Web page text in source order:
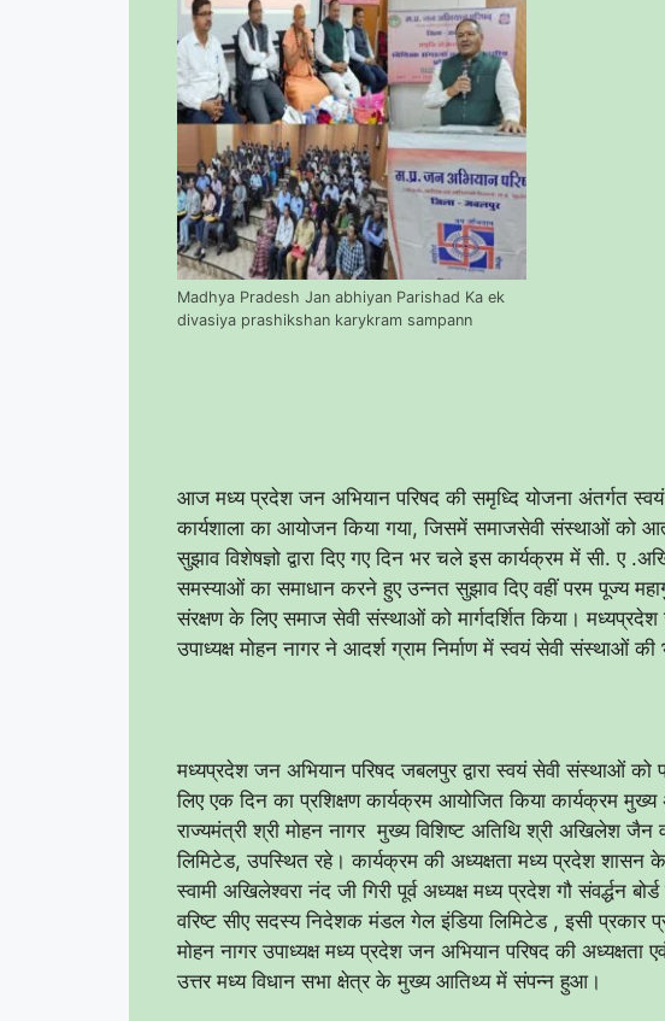
Madhya Pradesh Jan abhiyan Parishad Ka ek
divasiya prashikshan karykram sampann
आज मध्य प्रदेश जन अभियान परिषद की समृध्दि योजना अंतर्गत
कार्यशाला का आयोजन किया गया, जिसमें समाजसेवी संस्थाओं को
सुझाव विशेषज्ञो द्वारा दिए गए दिन भर चले इस कार्यक्रम में सी.
समस्याओं का समाधान करने हुए उन्नत सुझाव दिए वहीं परम पूज्य
संरक्षण के लिए समाज सेवी संस्थाओं को मार्गदर्शित किया।
उपाध्यक्ष मोहन नागर ने आदर्श ग्राम निर्माण में स्वयं सेवी संस्थाओं की
मध्यप्रदेश जन अभियान परिषद जबलपुर द्वारा स्वयं सेवी संस्थाओं को
लिए एक दिन का प्रशिक्षण कार्यक्रम आयोजित किया कार्यक्रम
राज्यमंत्री श्री मोहन नागर मुख्य विशिष्ट अतिथि श्री अखिलेश जैन
लिमिटेड, उपस्थित रहे। कार्यक्रम की अध्यक्षता मध्य प्रदेश शासन
स्वामी अखिलेश्वरा नंद जी गिरी पूर्व अध्यक्ष मध्य प्रदेश गौ संवर्द्धन
वरिष्ट सीए सदस्य निदेशक मंडल गेल इंडिया लिमिटेड , इसी प्रकार
मोहन नागर उपाध्यक्ष मध्य प्रदेश जन अभियान परिषद की अध्यक्षता
उत्तर मध्य विधान सभा क्षेत्र के मुख्य आतिथ्य में संपन्न हुआ।